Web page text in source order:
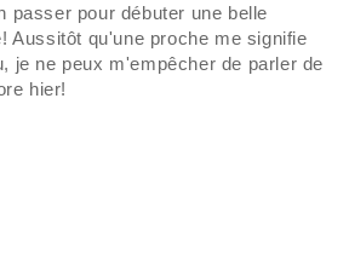
passer pour débuter une belle
Aussitôt qu'une proche me signifie
je ne peux m'empêcher de parler de
hier!